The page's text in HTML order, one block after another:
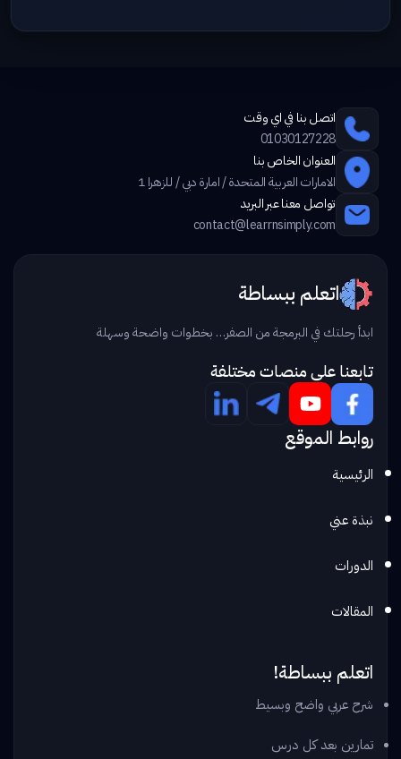
اتصل بنا في اي وقت
01030127228
العنوان الخاص بنا
الامارات العربية المتحدة / امارة دبي / للزهرا 1
تواصل معنا عبر البريد
contact@learrnsimply.com
اتعلم ببساطة
ابدأ رحلتك في البرمجة من الصفر… بخطوات واضحة وسهلة
تابعنا علي منصات مختلفة
روابط الموقع
الرئيسية
نبذة عني
الدورات
المقالات
اتعلم ببساطة!
شرح عربي واضح وبسيط
تمارين بعد كل درس